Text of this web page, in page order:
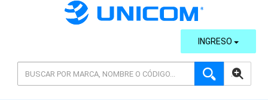
AVANZADA
INGRESO